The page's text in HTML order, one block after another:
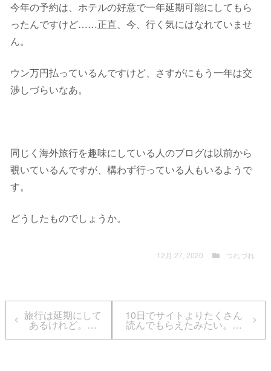
今年の予約は、ホテルの好意で一年延期可能にしてもら
ったんですけど……正直、今、行く気にはなれていませ
ん。
ウン万円払っているんですけど、さすがにもう一年は交
渉しづらいなあ。
同じく海外旅行を趣味にしている人のブログは以前から
覗いているんですが、構わず行っている人もいるようで
す。
どうしたものでしょうか。
12月 27, 2020 つれづれ
旅行は延期にして
あるけれど。…
10日でサイトよりたくさん
読んでもらえたみたい。…